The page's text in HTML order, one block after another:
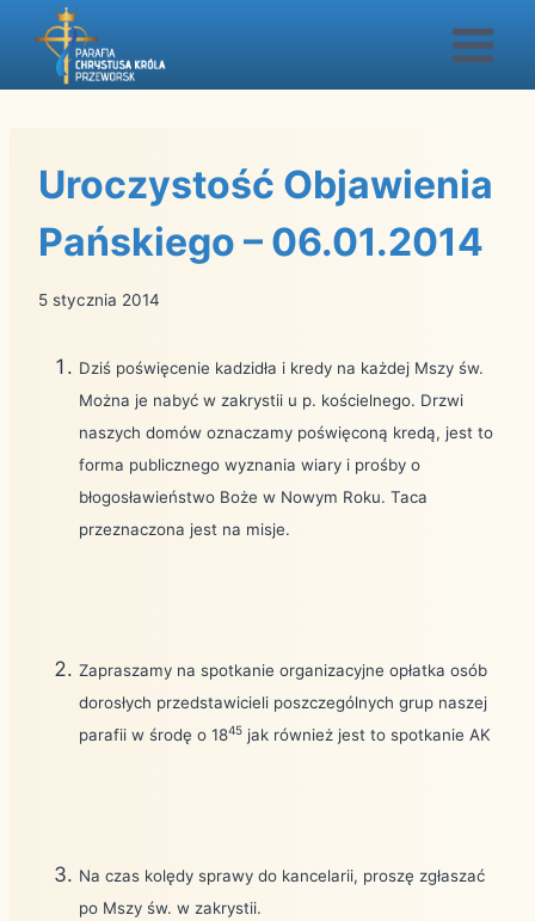
Przejdź
Uroczystość Objawienia
Pańskiego – 06.01.2014
5 stycznia 2014
Dziś poświęcenie kadzidła i kredy na każdej Mszy św.
Można je nabyć w zakrystii u p. kościelnego. Drzwi
naszych domów oznaczamy poświęconą kredą, jest to
forma publicznego wyznania wiary i prośby o
błogosławieństwo Boże w Nowym Roku. Taca
przeznaczona jest na misje.
Zapraszamy na spotkanie organizacyjne opłatka osób
dorosłych przedstawicieli poszczególnych grup naszej
parafii w środę o 1845 jak również jest to spotkanie AK
Na czas kolędy sprawy do kancelarii, proszę zgłaszać
po Mszy św. w zakrystii.